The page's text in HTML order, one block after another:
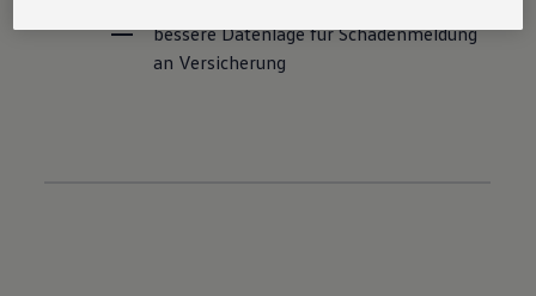
bessere Datenlage für Schadenmeldung
an Versicherung